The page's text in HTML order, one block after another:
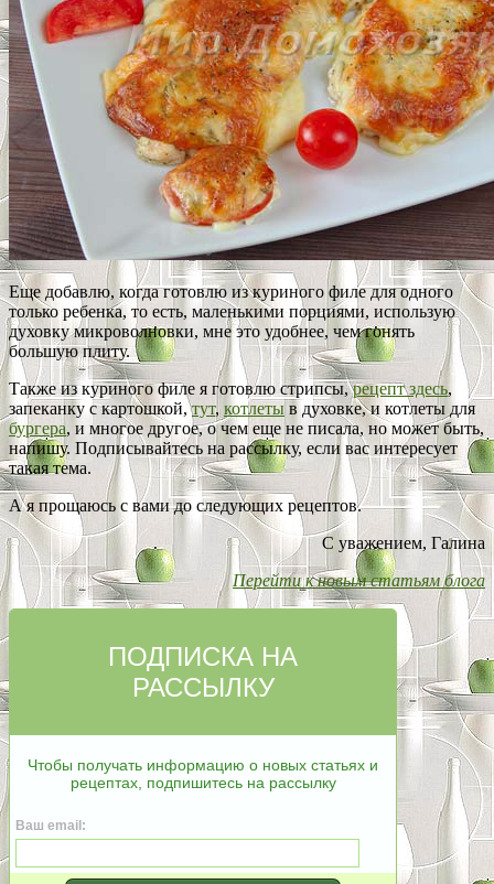
Еще добавлю, когда готовлю из куриного филе для одного
только ребенка, то есть, маленькими порциями, использую
духовку микроволновки, мне это удобнее, чем гонять
большую плиту.
Также из куриного филе я готовлю стрипсы,рецепт здесь,
запеканку с картошкой,тут, котлеты в духовке, и котлеты для
бургера, и многое другое, о чем еще не писала, но может быть,
напишу. Подписывайтесь на рассылку, если вас интересует
такая тема.
А я прощаюсь с вами до следующих рецептов.
С уважением, Галина
Перейти к новым статьям блога
ПОДПИСКА НА
РАССЫЛКУ
Чтобы получать информацию о новых статьях и
рецептах, подпишитесь на рассылку
Ваш email: